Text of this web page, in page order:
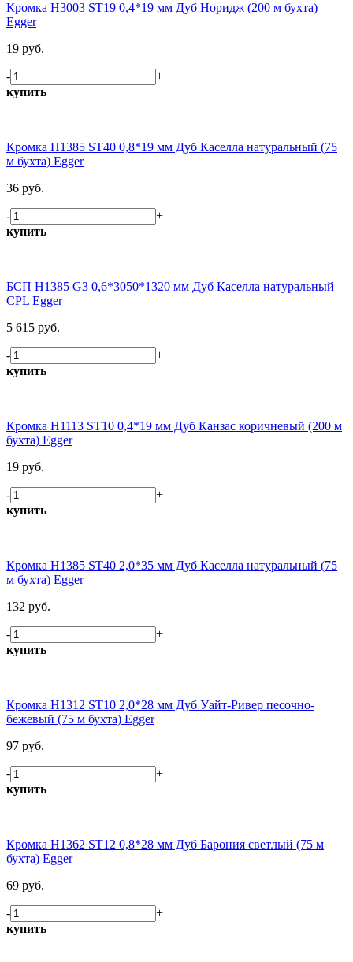
Кромка H3003 ST19 0,4*19 мм Дуб Норидж (200 м бухта)
Egger
19 руб.
-
+
купить
Кромка H1385 ST40 0,8*19 мм Дуб Каселла натуральный (75
м бухта) Egger
36 руб.
-
+
купить
БСП H1385 G3 0,6*3050*1320 мм Дуб Каселла натуральный
CPL Egger
5 615 руб.
-
+
купить
Кромка H1113 ST10 0,4*19 мм Дуб Канзас коричневый (200 м
бухта) Egger
19 руб.
-
+
купить
Кромка H1385 ST40 2,0*35 мм Дуб Каселла натуральный (75
м бухта) Egger
132 руб.
-
+
купить
Кромка H1312 ST10 2,0*28 мм Дуб Уайт-Ривер песочно-
бежевый (75 м бухта) Egger
97 руб.
-
+
купить
Кромка H1362 ST12 0,8*28 мм Дуб Барония светлый (75 м
бухта) Egger
69 руб.
-
+
купить